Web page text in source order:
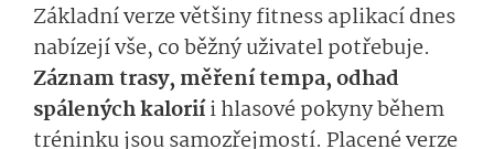
Základní verze většiny fitness aplikací dnes
nabízejí vše, co běžný uživatel potřebuje.
Záznam trasy, měření tempa, odhad
spálených kaloriíi hlasové pokyny během
tréninku jsou samozřejmostí­. Placené verze